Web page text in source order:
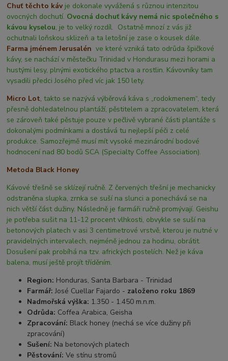
Chuť těchto kávje dokonale vyvážená s různou intenzitou
ovocných dochutí. Ovocná dochuť kávy nemá nic společného s
kávou kyselou, je to velký rozdíl. Ostatně mnozí z vás již
ochutnali loňskou sklizeň a ta letošní je zase o kousek dále.
Farma jménem Jerusalén ve které vzniká tato odrůda špičkové
kávy, se nachází v městečku Trinidad v Hondurasu mezi horami a
hustými lesy, plnými exotického ptactva a rostlin. Kávovníky tam
vysadili předci Josého před víc jak 150 lety.
Micro Lot, takto se nazývá výběrová káva s „rodokmenem“, tedy
přesně dohledatelnou plantáží, pěstitelem a zpracovatelem, která
se zároveň také pěstuje pouze v pečlivě vybrané části plantáže s
dokonalými podmínkami a dostává tu nejlepší péči z celé
produkce. Samozřejmě musí mít vysoké mezinárodní bodové
hodnocení nad 80 bodů SCA (Specialty Coffee Association).
Metoda Black Honey
Kávové třešně se sklízejí ručně. Z červených třešní je mechanicky
odstraněna slupka, zrnka se suší na slunci a ponechává se na
nich větší část dužiny. Následně je farmáři ručně promývají. Geishu
je potřeba sušit na 11-12 procent vlhkosti, obvykle se suší na
betonových platech v asi 3 centimetrové vrstvě, kterou je nutné v
pravidelných intervalech, nejméně jednou za hodinu, obrátit.
Dosušení pak probíhá na tzv. afrických postelích. Než je káva
balena, musí ještě projít tříděním.
Region: Honduras, Santa Barbara - Trinidad
Farmář: José Cuellar Fajardo - založeno roku 1869
Nadmořská výška: 1.350 - 1.450 m.n.m.
Odrůda: Coffea Arabica, Geisha
Zpracování: Black honey (nechá se více dužiny při
zpracování)
Sušení: Na betonových platech
Pěstování: Ve stínu stromů